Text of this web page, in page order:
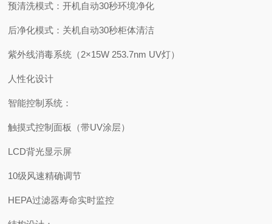
预清洗模式：开机自动30秒环境净化
后净化模式：关机自动30秒柜体清洁
紫外线消毒系统（2×15W 253.7nm UV灯）
人性化设计
智能控制系统：
触摸式控制面板（带UV涂层）
LCD背光显示屏
10级风速精确调节
HEPA过滤器寿命实时监控